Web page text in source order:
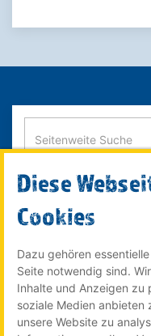
© 2022 Röser MEDIA
Röser Medienhaus
Diese
Cookies
Dazu gehören
Seite notwendig sind.
Inhalte und Anzeigen zu
soziale Medien
unsere Website zu